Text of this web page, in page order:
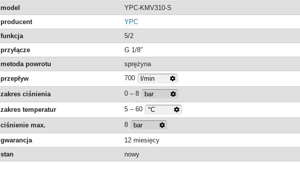
model
YPC-KMV310-S
producent
YPC
funkcja
5/2
przyłącze
G 1/8″
metoda powrotu
sprężyna
przepływ
700
zakres ciśnienia 0 – 8
zakres temperatur 5 – 60
ciśnienie max. 8
gwarancja
12 miesięcy
stan
nowy